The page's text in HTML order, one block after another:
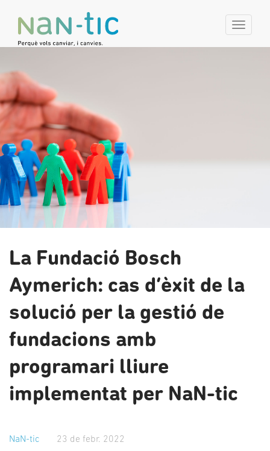
La Fundació Bosch
Aymerich: cas d’èxit de la
solució per la gestió de
fundacions amb
programari lliure
implementat per NaN-tic
NaN-tic 23 de febr. 2022